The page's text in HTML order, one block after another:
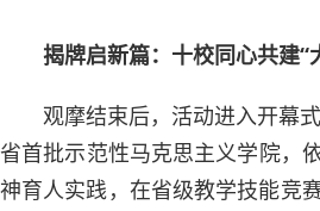
揭牌启新篇：十校同心共建“
观摩结束后，活动进入开幕
省首批示范性马克思主义学院，
神育人实践，在省级教学技能竞